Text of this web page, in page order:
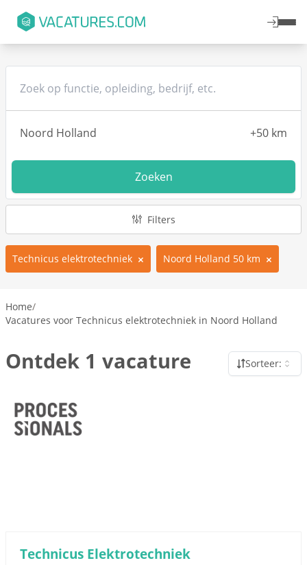
Zoeken
Filters
Technicus elektrotechniek Noord Holland 50 km
Home/
Vacatures voor Technicus elektrotechniek in Noord Holland
Ontdek 1 vacature Sorteer:
Technicus Elektrotechniek